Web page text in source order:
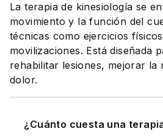
La terapia de kinesiología se
movimiento y la función del
técnicas como ejercicios
movilizaciones. Está diseñada
rehabilitar lesiones, mejorar la
dolor.
¿Cuánto cuesta una